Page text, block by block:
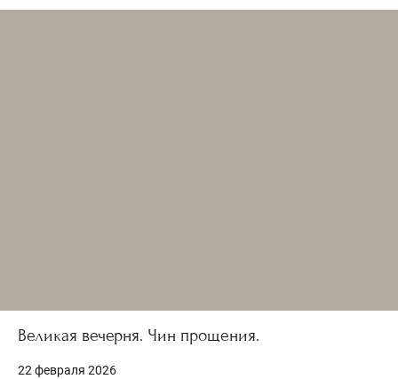
Великая вечерня. Чин прощения.
22 февраля 2026